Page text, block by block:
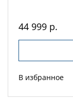
44 999 р.
В избранное